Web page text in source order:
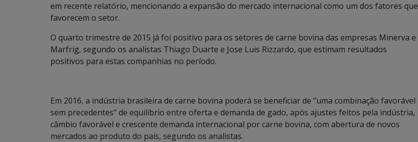
em recente relatório, mencionando a expansão do mercado internacional como um dos fatores que
favorecem o setor.
O quarto trimestre de 2015 já foi positivo para os setores de carne bovina das empresas Minerva e
Marfrig, segundo os analistas Thiago Duarte e Jose Luis Rizzardo, que estimam resultados
positivos para estas companhias no período.
Em 2016, a indústria brasileira de carne bovina poderá se beneficiar de “uma combinação favorável
sem precedentes” de equilíbrio entre oferta e demanda de gado, após ajustes feitos pela indústria,
câmbio favorável e crescente demanda internacional por carne bovina, com abertura de novos
mercados ao produto do país, segundo os analistas.